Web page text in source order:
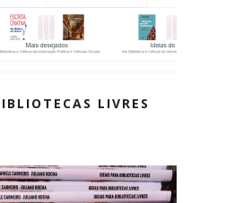
LIVRES